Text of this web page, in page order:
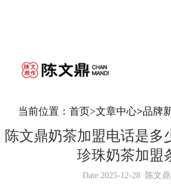
当前位置： 首页>文章中心>品牌
陈文鼎奶茶加盟电话是多
珍珠奶茶加盟
Date:2025-12-28 陈文